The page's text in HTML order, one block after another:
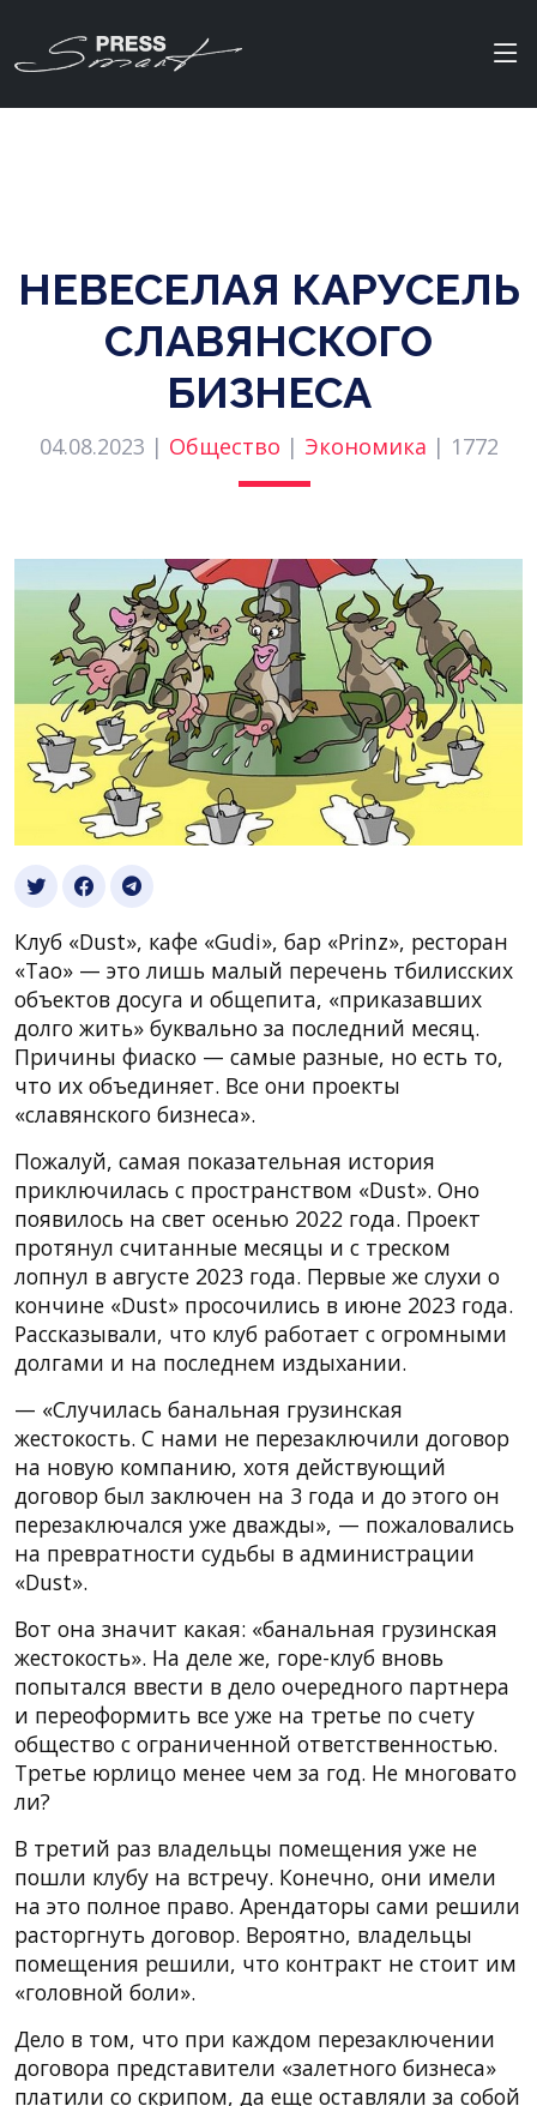
НЕВЕСЕЛАЯ КАРУСЕЛЬ
СЛАВЯНСКОГО
БИЗНЕСА
04.08.2023 | Общество | Экономика | 1772
Клуб «Dust», кафе «Gudi», бар «Prinz», ресторан
«Tao» — это лишь малый перечень тбилисских
объектов досуга и общепита, «приказавших
долго жить» буквально за последний месяц.
Причины фиаско — самые разные, но есть то,
что их объединяет. Все они проекты
«славянского бизнеса».
Пожалуй, самая показательная история
приключилась с пространством «Dust». Оно
появилось на свет осенью 2022 года. Проект
протянул считанные месяцы и с треском
лопнул в августе 2023 года. Первые же слухи о
кончине «Dust» просочились в июне 2023 года.
Рассказывали, что клуб работает с огромными
долгами и на последнем издыхании.
— «Случилась банальная грузинская
жестокость. С нами не перезаключили договор
на новую компанию, хотя действующий
договор был заключен на 3 года и до этого он
перезаключался уже дважды», — пожаловались
на превратности судьбы в администрации
«Dust».
Вот она значит какая: «банальная грузинская
жестокость». На деле же, горе-клуб вновь
попытался ввести в дело очередного партнера
и переоформить все уже на третье по счету
общество с ограниченной ответственностью.
Третье юрлицо менее чем за год. Не многовато
ли?
В третий раз владельцы помещения уже не
пошли клубу на встречу. Конечно, они имели
на это полное право. Арендаторы сами решили
расторгнуть договор. Вероятно, владельцы
помещения решили, что контракт не стоит им
«головной боли».
Дело в том, что при каждом перезаключении
договора представители «залетного бизнеса»
платили со скрипом, да еще оставляли за собой